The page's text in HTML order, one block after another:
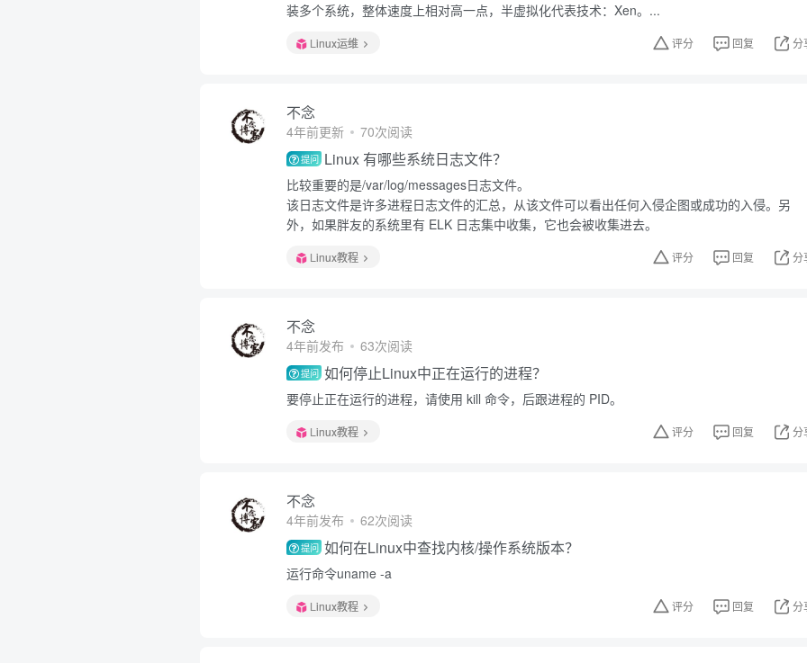
装多个系统，整体速度上相对高一点，半虚拟化代表技术：Xen。...
Linux运维 评分 回复 分
不念
4年前更新 70次阅读
提问 Linux 有哪些系统日志文件？
比较重要的是/var/log/messages日志文件。
该日志文件是许多进程日志文件的汇总，从该文件可以看出任何入侵企图或成功的入侵。另
外，如果胖友的系统里有 ELK 日志集中收集，它也会被收集进去。
Linux教程 评分 回复 分
不念
4年前发布 63次阅读
提问 如何停止Linux中正在运行的进程？
要停止正在运行的进程，请使用 kill 命令，后跟进程的 PID。
Linux教程 评分 回复 分
不念
4年前发布 62次阅读
提问 如何在Linux中查找内核/操作系统版本？
运行命令uname -a
Linux教程 评分 回复 分